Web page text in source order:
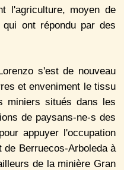
l'agriculture, moyen de
ont répondu par des
s'est de nouveau
et enveniment le tissu
miniers situés dans les
de paysans-ne-s des
appuyer l'occupation
de Berruecos-Arboleda à
de la minière Gran